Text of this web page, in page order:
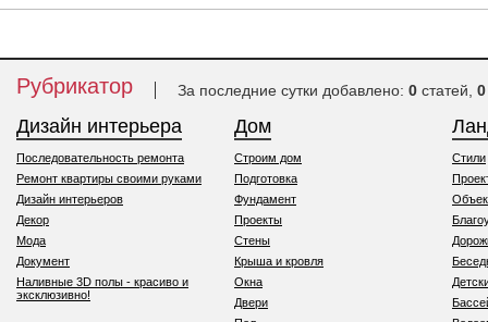
Рубрикатор За последние сутки добавлено: 0 статей, 0
Дизайн интерьера
Последовательность ремонта
Ремонт квартиры своими руками
Дизайн интерьеров
Декор
Мода
Документ
Наливные 3D полы - красиво и
эксклюзивно!
Дом
Строим дом
Подготовка
Фундамент
Проекты
Стены
Крыша и кровля
Окна
Двери
Стили